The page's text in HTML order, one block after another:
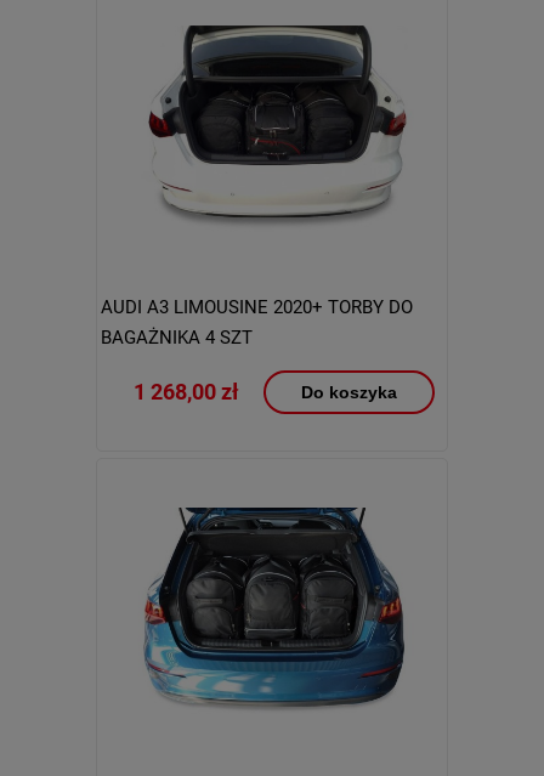
AUDI A3 LIMOUSINE 2020+ TORBY DO
BAGAŻNIKA 4 SZT
1 268,00 zł Do koszyka